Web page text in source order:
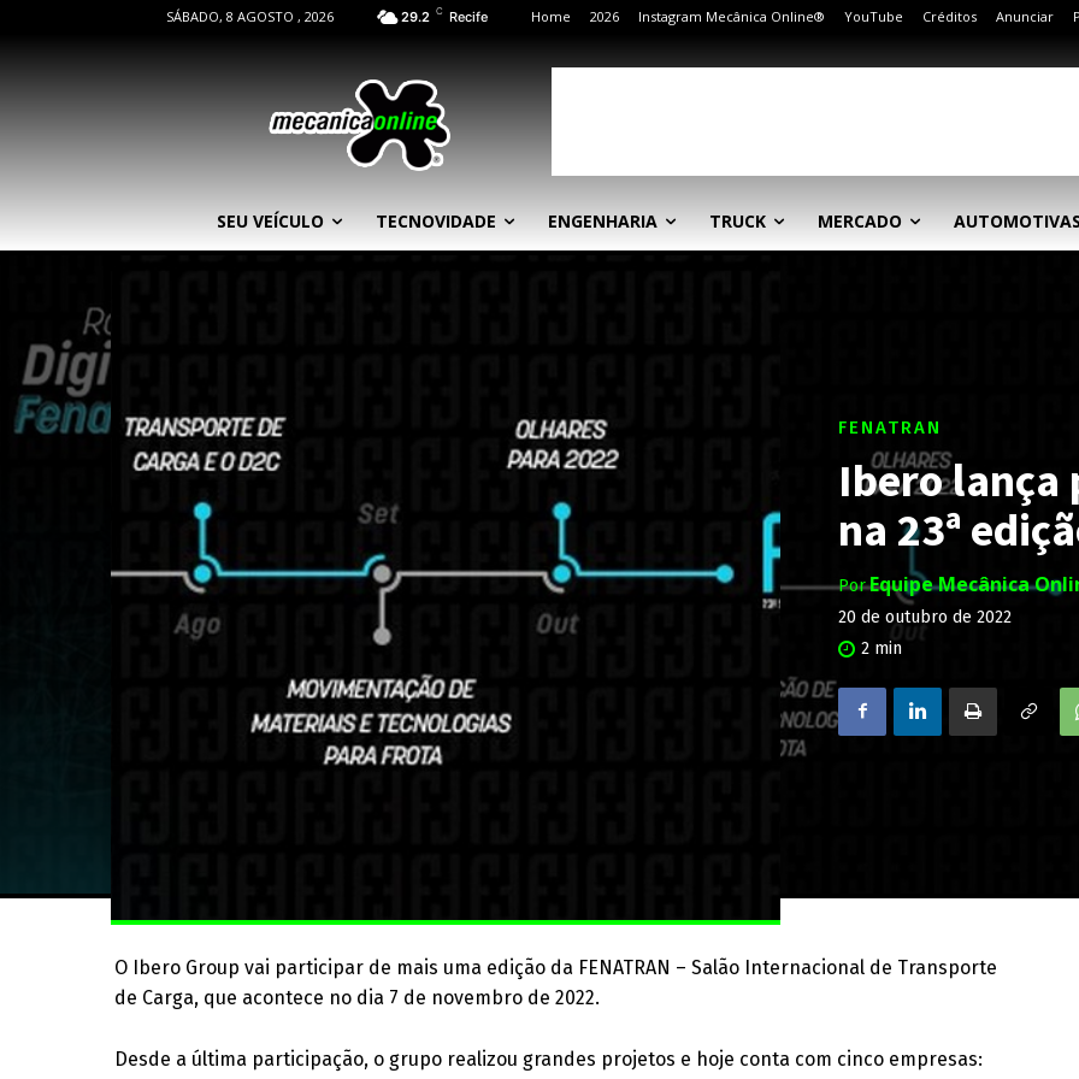
SÁBADO, 8 AGOSTO , 2026 29.2 C Recife Home 2026 Instagram Mecânica Online® YouTube Créditos Anunciar
SEU VEÍCULO TECNOVIDADE ENGENHARIA TRUCK MERCADO
FENATRAN
Ibero lança
na 23ª
PorEquipe Mecânica
20 de outubro de 2022
2 min
O Ibero Group vai participar de mais uma edição da FENATRAN – Salão Internacional de Transporte
de Carga, que acontece no dia 7 de novembro de 2022.
Desde a última participação, o grupo realizou grandes projetos e hoje conta com cinco empresas: